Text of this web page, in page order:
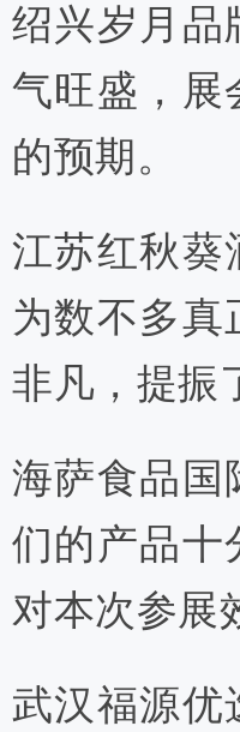
绍兴岁月品
气旺盛，展
的预期。
江苏红秋葵
为数不多
非凡，提振
海萨食品国
们的产品十
对本次参展
武汉福源优